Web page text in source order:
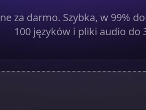
za darmo. Szybka, w 99%
100 języków i pliki audio do